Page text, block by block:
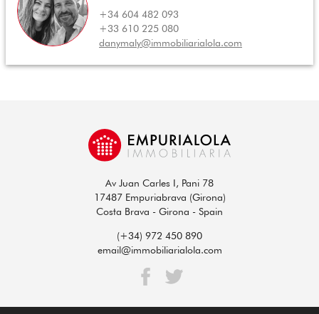
+34 604 482 093
+33 610 225 080
danymaly@immobiliarialola.com
Av Juan Carles I, Pani 78
17487 Empuriabrava (Girona)
Costa Brava - Girona - Spain
(+34) 972 450 890
email@immobiliarialola.com